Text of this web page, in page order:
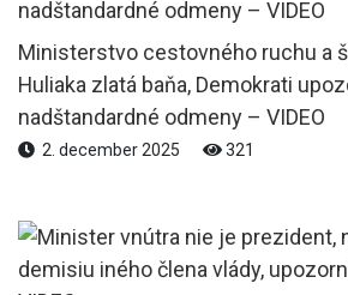
Ministerstvo cestovného ruchu a
Huliaka zlatá baňa, Demokrati
nadštandardné odmeny – VIDEO
2. december 2025 321